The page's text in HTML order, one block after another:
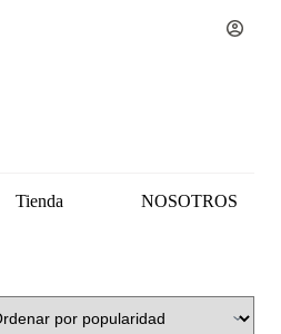
Tienda NOSOTROS